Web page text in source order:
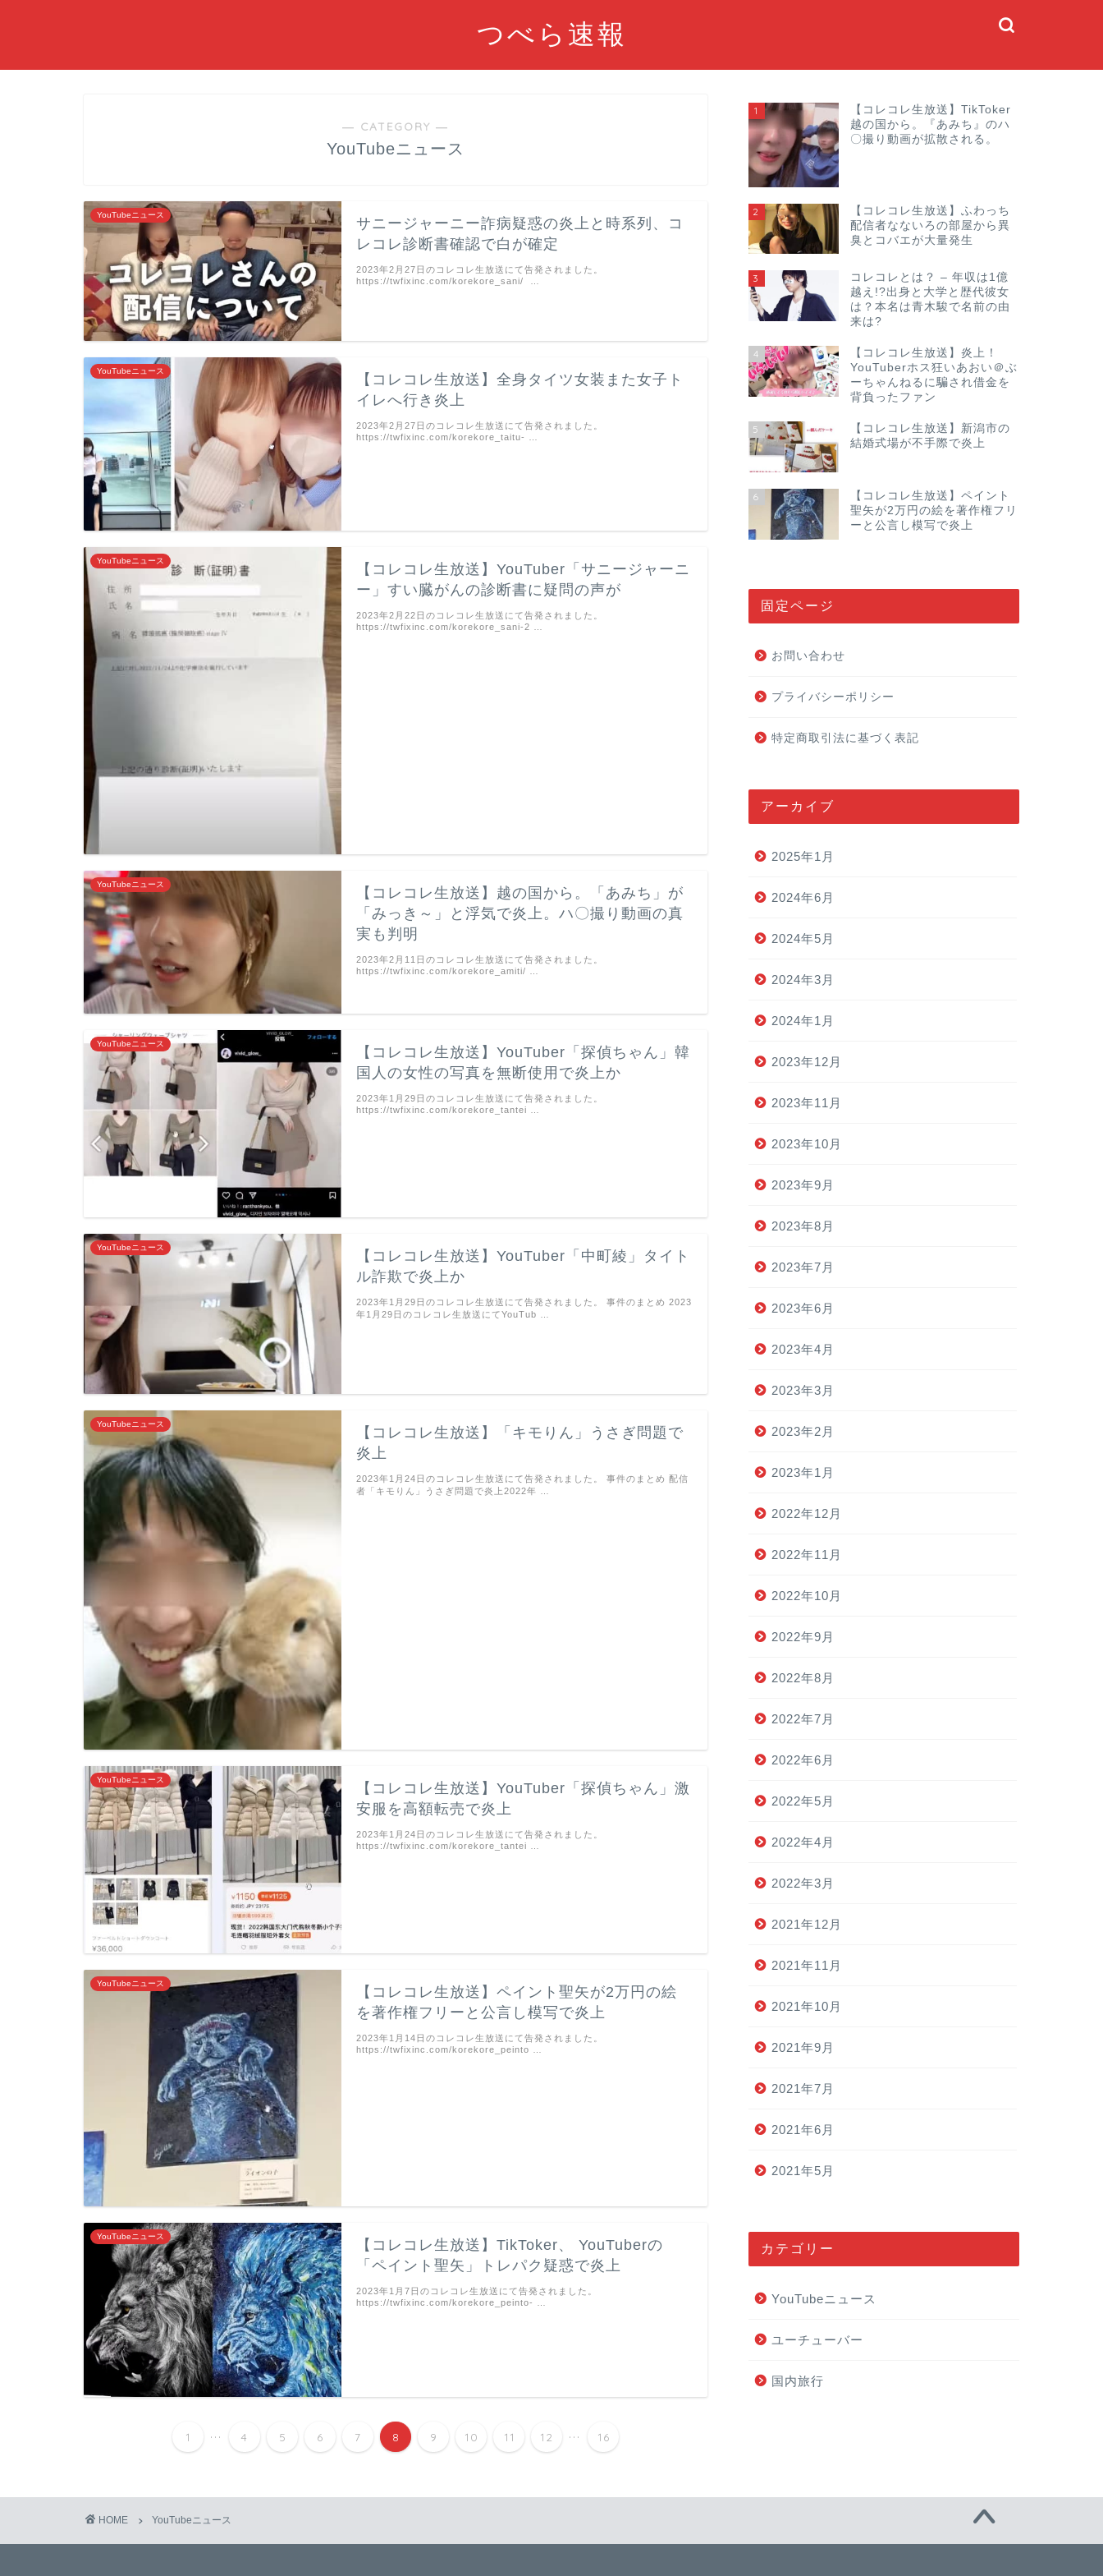
つべら速報
― CATEGORY ―
YouTubeニュース
YouTubeニュース
サニージャーニー詐病疑惑の炎上と時系列、コ
レコレ診断書確認で白が確定
2023年2月27日のコレコレ生放送にて告発されました。
https://twfixinc.com/korekore_sani/ …
YouTubeニュース
【コレコレ生放送】全身タイツ女装また女子ト
イレへ行き炎上
2023年2月27日のコレコレ生放送にて告発されました。
https://twfixinc.com/korekore_taitu- …
YouTubeニュース
【コレコレ生放送】YouTuber「サニージャーニ
ー」すい臓がんの診断書に疑問の声が
2023年2月22日のコレコレ生放送にて告発されました。
https://twfixinc.com/korekore_sani-2 …
YouTubeニュース
【コレコレ生放送】越の国から。「あみち」が
「みっき～」と浮気で炎上。ハ〇撮り動画の真
実も判明
2023年2月11日のコレコレ生放送にて告発されました。
https://twfixinc.com/korekore_amiti/ …
YouTubeニュース
【コレコレ生放送】YouTuber「探偵ちゃん」韓
国人の女性の写真を無断使用で炎上か
2023年1月29日のコレコレ生放送にて告発されました。
https://twfixinc.com/korekore_tantei …
YouTubeニュース
【コレコレ生放送】YouTuber「中町綾」タイト
ル詐欺で炎上か
2023年1月29日のコレコレ生放送にて告発されました。 事件のまとめ 2023
年1月29日のコレコレ生放送にてYouTub …
YouTubeニュース
【コレコレ生放送】「キモりん」うさぎ問題で
炎上
2023年1月24日のコレコレ生放送にて告発されました。 事件のまとめ 配信
者「キモりん」うさぎ問題で炎上2022年 …
YouTubeニュース
【コレコレ生放送】YouTuber「探偵ちゃん」激
安服を高額転売で炎上
2023年1月24日のコレコレ生放送にて告発されました。
https://twfixinc.com/korekore_tantei …
YouTubeニュース
【コレコレ生放送】ペイント聖矢が2万円の絵
を著作権フリーと公言し模写で炎上
2023年1月14日のコレコレ生放送にて告発されました。
https://twfixinc.com/korekore_peinto …
YouTubeニュース
【コレコレ生放送】TikToker、 YouTuberの
「ペイント聖矢」トレパク疑惑で炎上
2023年1月7日のコレコレ生放送にて告発されました。
https://twfixinc.com/korekore_peinto- …
1 ... 4 5 6 7 8 9 10 11 12 ... 16
1
【コレコレ生放送】TikToker
越の国から。『あみち』のハ
〇撮り動画が拡散される。
2
【コレコレ生放送】ふわっち
配信者なないろの部屋から異
臭とコバエが大量発生
3
コレコレとは？ – 年収は1億
越え!?出身と大学と歴代彼女
は？本名は青木駿で名前の由
来は?
4
【コレコレ生放送】炎上！
YouTuberホス狂いあおい＠ぶ
ーちゃんねるに騙され借金を
背負ったファン
5
【コレコレ生放送】新潟市の
結婚式場が不手際で炎上
6
【コレコレ生放送】ペイント
聖矢が2万円の絵を著作権フリ
ーと公言し模写で炎上
固定ページ
お問い合わせ
プライバシーポリシー
特定商取引法に基づく表記
アーカイブ
2025年1月
2024年6月
2024年5月
2024年3月
2024年1月
2023年12月
2023年11月
2023年10月
2023年9月
2023年8月
2023年7月
2023年6月
2023年4月
2023年3月
2023年2月
2023年1月
2022年12月
2022年11月
2022年10月
2022年9月
2022年8月
2022年7月
2022年6月
2022年5月
2022年4月
2022年3月
2021年12月
2021年11月
2021年10月
2021年9月
2021年7月
2021年6月
2021年5月
カテゴリー
YouTubeニュース
ユーチューバー
国内旅行
HOME YouTubeニュース